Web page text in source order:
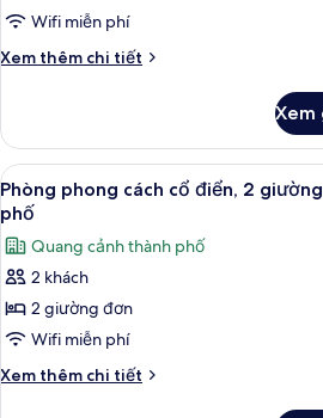
Premium,
1
giường
queen,
hiên
(view)
Wifi miễn phí
Xem thêm chi tiết
Chi
Phòng
Premium,
1
giường
cỡ
queen,
hiên
Xem
Xem
tất
cả
ảnh
Phòng
phong
cách
cổ
6
Phòng phong cách cổ điển, 2
phố
Quang cảnh thành phố
2 khách
2 giường đơn
Wifi miễn phí
Xem thêm chi tiết
Chi